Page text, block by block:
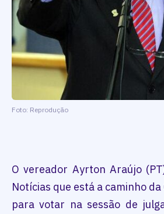
Foto: Reprodução
O vereador Ayrton Araújo
Notícias que está a caminho
para votar na sessão de